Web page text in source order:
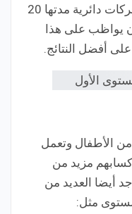
يقوم الطفل بتحريك ذراعيه في حركات دائرية مدتها 20
يواظب على هذا
أفضل النتائج.
الأطفال وتعمل
مزيد من
أيضا العديد من
مثل: